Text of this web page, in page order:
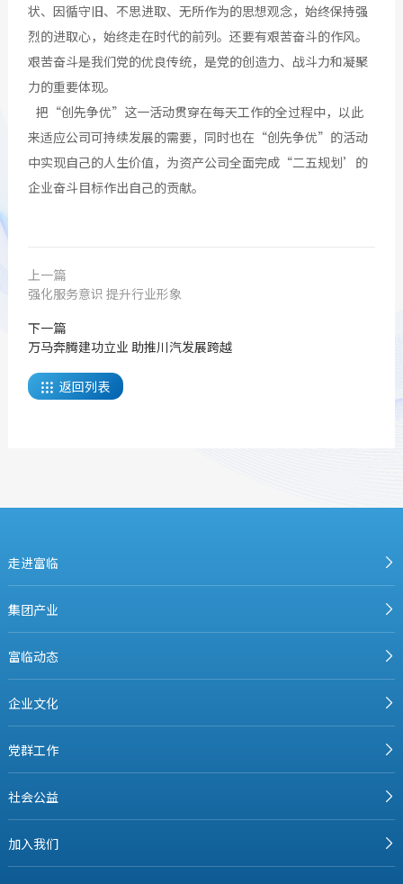
状、因循守旧、不思进取、无所作为的思想观念，始终保持强
烈的进取心，始终走在时代的前列。还要有艰苦奋斗的作风。
艰苦奋斗是我们党的优良传统，是党的创造力、战斗力和凝聚
力的重要体现。
把“创先争优”这一活动贯穿在每天工作的全过程中，以此
来适应公司可持续发展的需要，同时也在“创先争优”的活动
中实现自己的人生价值，为资产公司全面完成“二五规划’的
企业奋斗目标作出自己的贡献。
上一篇
强化服务意识 提升行业形象
下一篇
万马奔腾建功立业 助推川汽发展跨越
 返回列表
走进富临
集团产业
富临动态
企业文化
党群工作
社会公益
加入我们